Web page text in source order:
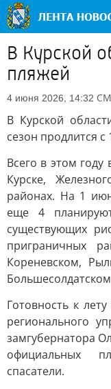
В Курской
пляжей
4 июня 2026, 14:32
В Курской
сезон продлится с
Всего в этом
Курске,
районах. На 1
еще 4
существующих
приграничных
Кореневском,
Готовность к
регионального
замгубернатора
официальных
спасатели.